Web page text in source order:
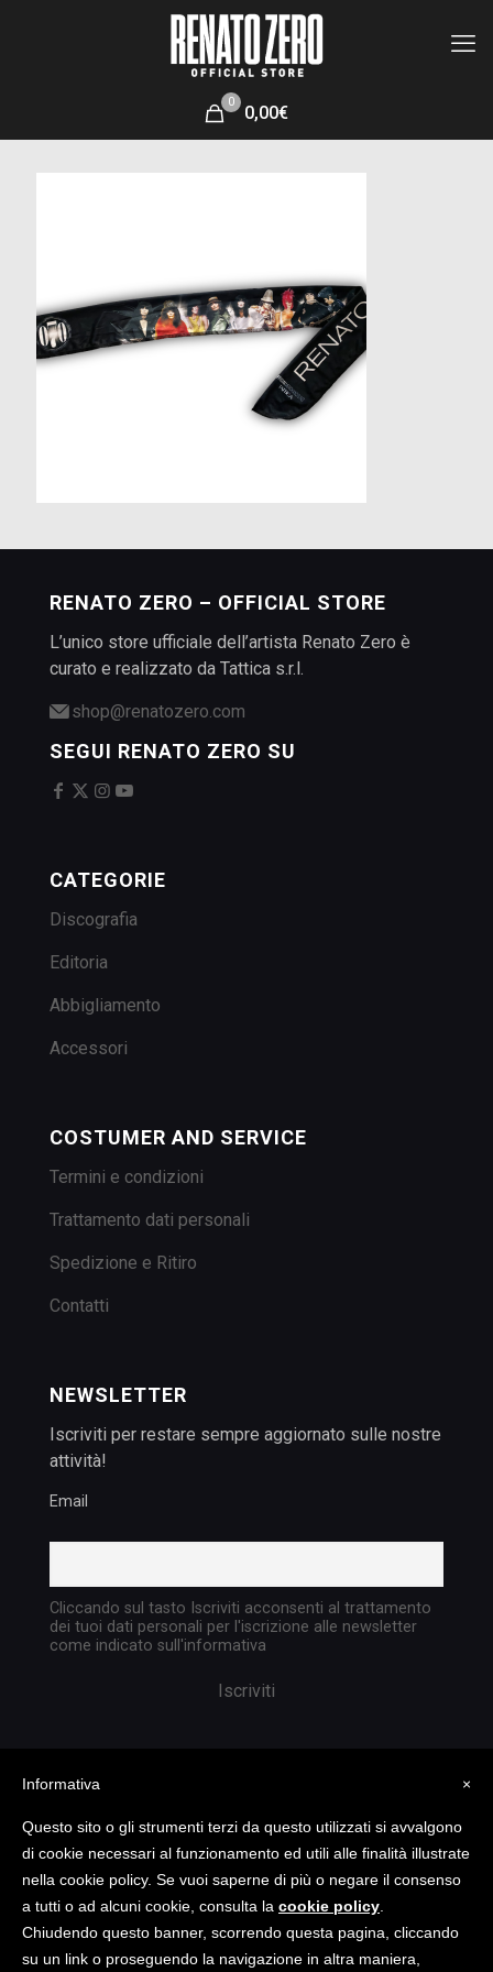
0
0,00€
RENATO ZERO – OFFICIAL STORE
L’unico store ufficiale dell’artista Renato Zero è
curato e realizzato da Tattica s.r.l.
shop@renatozero.com
SEGUI RENATO ZERO SU
CATEGORIE
Discografia
Editoria
Abbigliamento
Accessori
COSTUMER AND SERVICE
Termini e condizioni
Trattamento dati personali
Spedizione e Ritiro
Contatti
NEWSLETTER
Iscriviti per restare sempre aggiornato sulle nostre
attività!
Email
Cliccando sul tasto Iscriviti acconsenti al trattamento
dei tuoi dati personali per l'iscrizione alle newsletter
come indicato sull'informativa
Copyright @ 2023 TATTICA S.R.L. | All rights
reserved | P.I. 05903351004
×
Informativa
Questo sito o gli strumenti terzi da questo utilizzati si avvalgono
di cookie necessari al funzionamento ed utili alle finalità illustrate
nella cookie policy. Se vuoi saperne di più o negare il consenso
a tutti o ad alcuni cookie, consulta la cookie policy
Chiudendo questo banner, scorrendo questa pagina, cliccando
su un link o proseguendo la navigazione in altra maniera,